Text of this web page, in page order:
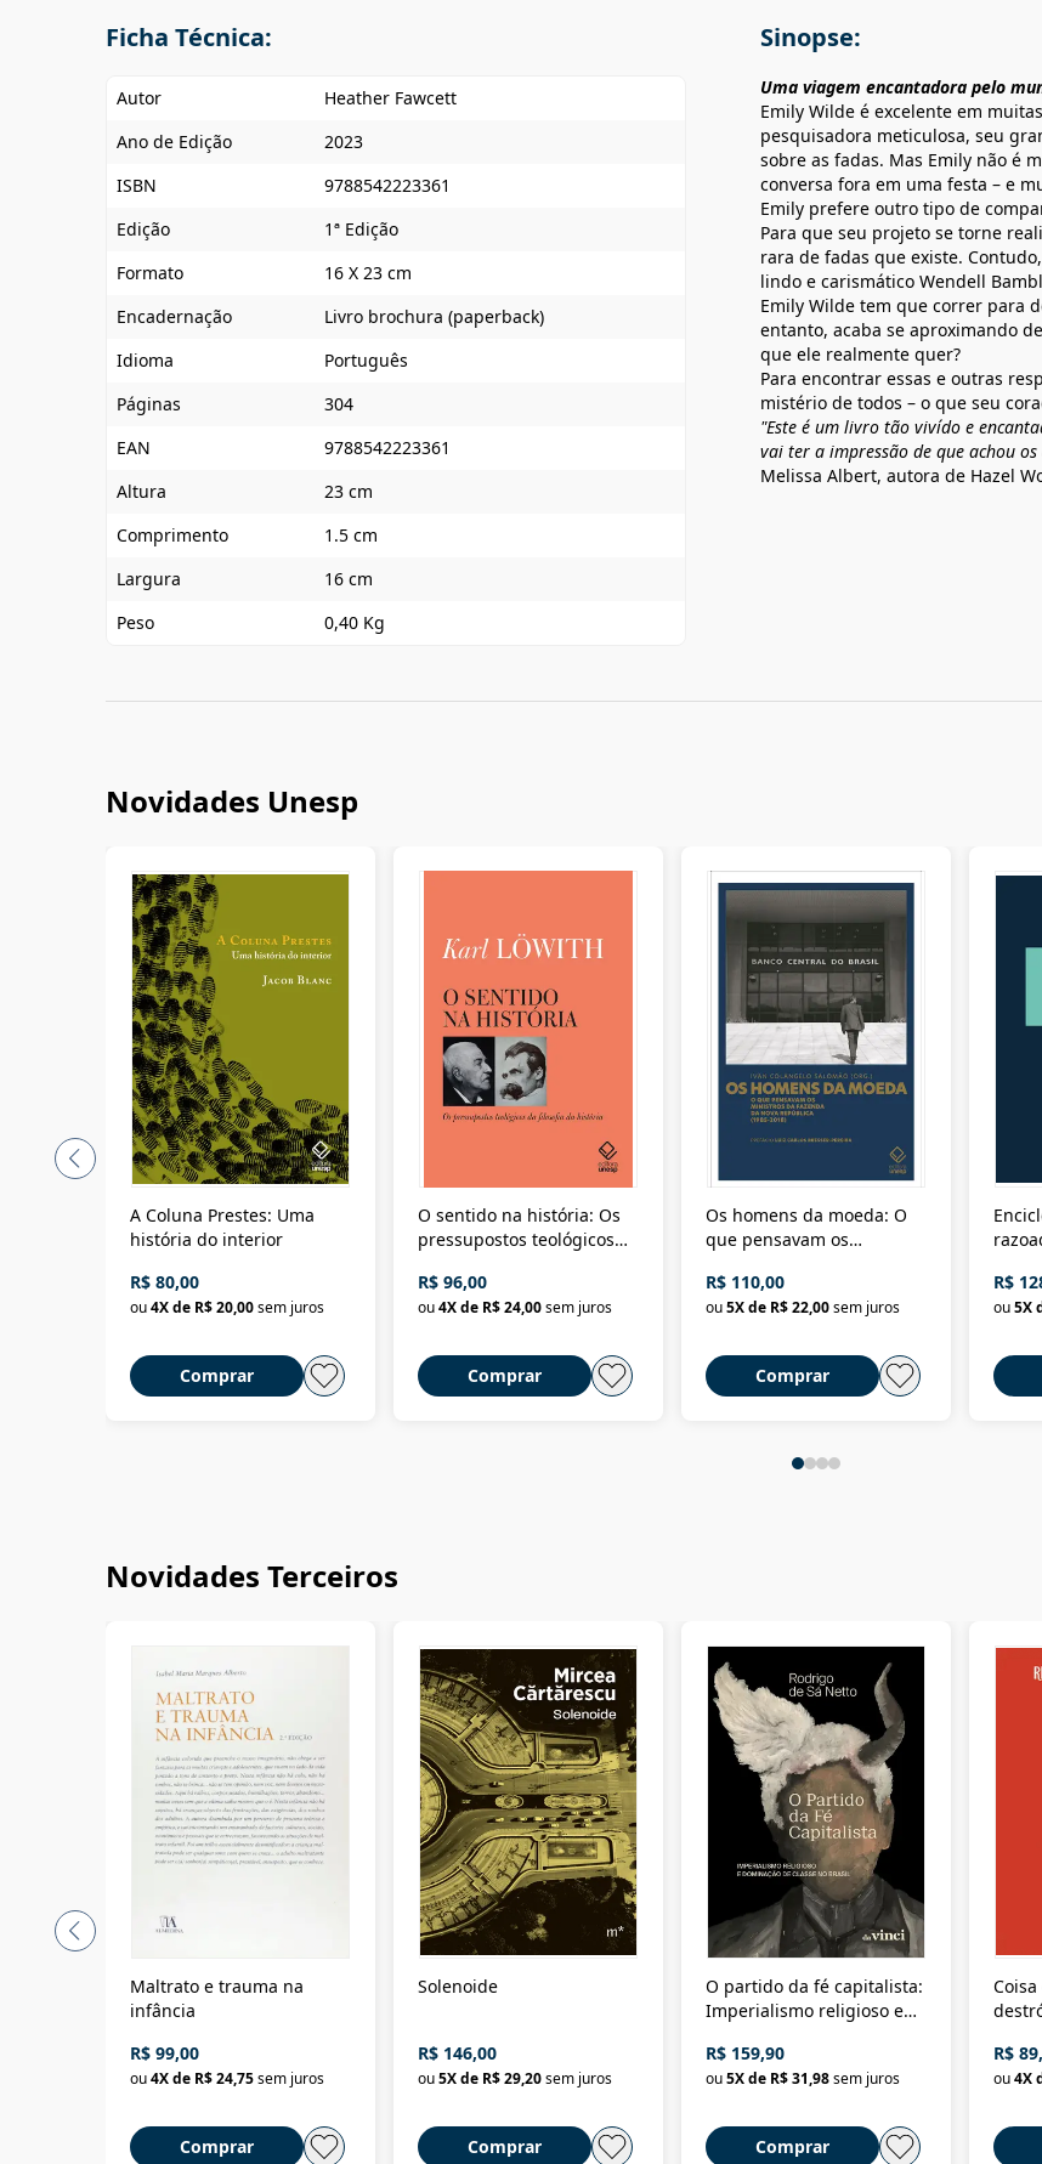
Ficha Técnica:
Autor
Heather Fawcett
Ano de Edição
2023
ISBN
9788542223361
Edição
1ª Edição
Formato
16 X 23 cm
Encadernação
Livro brochura (paperback)
Idioma
Português
Páginas
304
EAN
9788542223361
Altura
23 cm
Comprimento
1.5 cm
Largura
16 cm
Peso
0,40 Kg
Sinopse:
Uma viagem encantadora pelo
Emily Wilde é excelente em
pesquisadora meticulosa, seu
sobre as fadas. Mas Emily não é
conversa fora em uma festa – e
Emily prefere outro tipo de
Para que seu projeto se torne
rara de fadas que existe.
lindo e carismático Wendell
Emily Wilde tem que correr para
entanto, acaba se aproximando
que ele realmente quer?
Para encontrar essas e outras
mistério de todos – o que seu
"Este é um livro tão vivído e
vai ter a impressão de que achou
Melissa Albert, autora de Hazel
Novidades Unesp
A Coluna Prestes: Uma
história do interior
R$ 80,00
ou4X de R$ 20,00sem juros
Comprar
O sentido na história: Os
pressupostos teológicos
R$ 96,00
ou4X de R$ 24,00sem juros
Comprar
Os homens da moeda: O
que pensavam os
Nova República (1985-
2018)
R$ 110,00
ou5X de R$ 22,00sem juros
Comprar
R$
ou5X
Novidades Terceiros
Maltrato e trauma na
infância
R$ 99,00
ou4X de R$ 24,75sem juros
Comprar
Solenoide
R$ 146,00
ou5X de R$ 29,20sem juros
Comprar
O partido da fé capitalista:
Imperialismo religioso e
Brasil
R$ 159,90
ou5X de R$ 31,98sem juros
Comprar
R$
ou4X